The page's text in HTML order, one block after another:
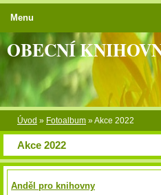
OBECNÍ
Úvod » Fotoalbum »Akce 2022
Akce 2022
Anděl pro knihovny
Menu